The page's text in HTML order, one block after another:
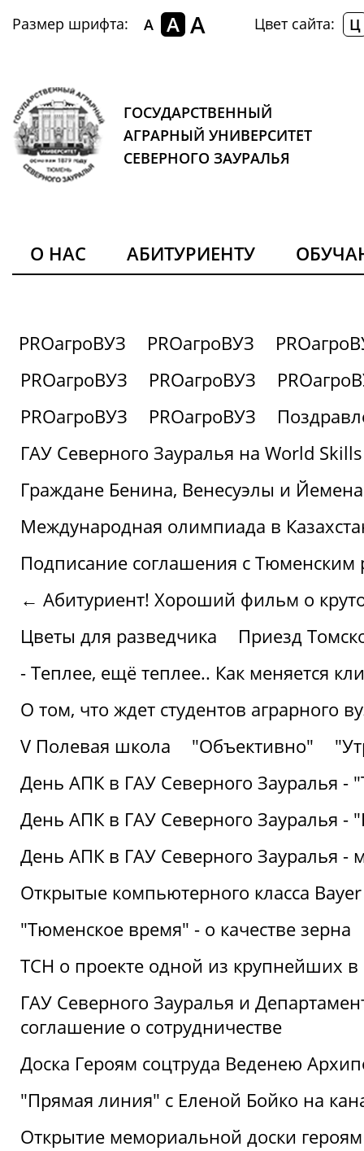
Размер шрифта: A A A Цвет сайта: Ц
ГОСУДАРСТВЕННЫЙ
АГРАРНЫЙ УНИВЕРСИТЕТ
СЕВЕРНОГО ЗАУРАЛЬЯ
О НАС АБИТУРИЕНТУ
PROагроВУЗ PROагроВУЗ
PROагроВУЗ
PROагроВУЗ
PROагроВУЗ
PROагроВУЗ
ГАУ Северного Зауралья на World
Граждане Бенина, Венесуэлы и
Международная олимпиада в
Подписание соглашения с Тюменским
← Абитуриент! Хороший фильм о
Цветы для разведчика
Приезд
- Теплее, ещё теплее.. Как меняется
О том, что ждет студентов аграрного
V Полевая школа
"Объективно"
День АПК в ГАУ Северного Зауралья -
День АПК в ГАУ Северного Зауралья -
День АПК в ГАУ Северного Зауралья -
Открытые компьютерного класса Bayer
"Тюменское время" - о качестве зерна
ТСН о проекте одной из крупнейших
ГАУ Северного Зауралья и
соглашение о сотрудничестве
Доска Героям соцтруда Веденею
"Прямая линия" с Еленой Бойко на
Открытие мемориальной доски